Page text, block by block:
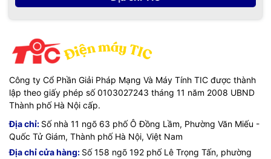
Công ty Cổ Phần Giải Pháp Mạng Và Máy Tính TIC được thành
lập theo giấy phép số 0103027243 tháng 11 năm 2008 UBND
Thành phố Hà Nội cấp.
Địa chỉ: Số nhà 11 ngõ 63 phố Ô Đồng Lầm, Phường Văn Miếu -
Quốc Tử Giám, Thành phố Hà Nội, Việt Nam
Địa chỉ cửa hàng: Số 158 ngõ 192 phố Lê Trọng Tấn, phường